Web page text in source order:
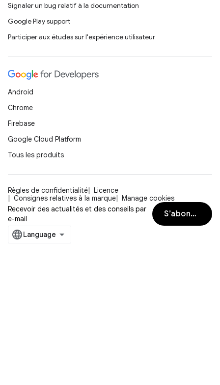
Signaler un bug relatif à la documentation
Google Play support
Participer aux études sur l'expérience utilisateur
Android
Chrome
Firebase
Google Cloud Platform
Tous les produits
Règles de confidentialité
Licence
Consignes relatives à la marque
Manage cookies
Recevoir des actualités et des conseils par
e-mail
S’abonner